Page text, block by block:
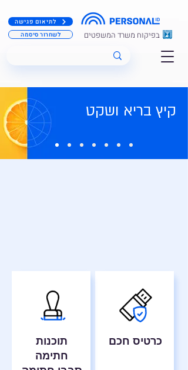
לתיאום פגישה
לשחרור סיסמה
בפיקוח משרד המשפטים
קיץ בריא ושקט
כרטיס חכם
תוכנות
חתימה